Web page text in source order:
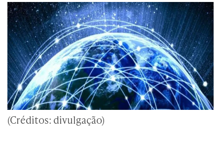
(Créditos: divulgação)